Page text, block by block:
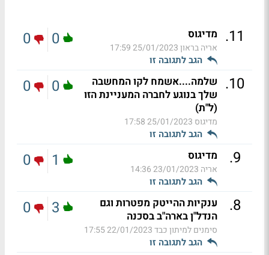
11
. מדיגוס
אריה בראון25/01/2023 17:59
הגב לתגובה זו
0
0
10
. שלמה....אשמח לקו המחשבה
שלך בנוגע לחברה המעניינת הזו
(ל"ת)
מדיגוס 25/01/2023 17:58
הגב לתגובה זו
0
0
9
. מדיגוס
אריה 23/01/2023 14:36
הגב לתגובה זו
1
0
8
.
ענקיות ההייטק מפטרות וגם
הנדל"ן בארה"ב בסכנה
סימנים למיתון כבד22/01/2023 17:55
הגב לתגובה זו
3
0